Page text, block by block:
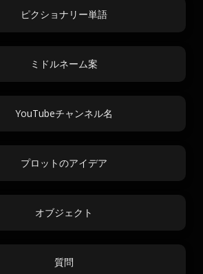
ピクショナリー単語
ミドルネーム案
YouTubeチャンネル名
プロットのアイデア
オブジェクト
質問